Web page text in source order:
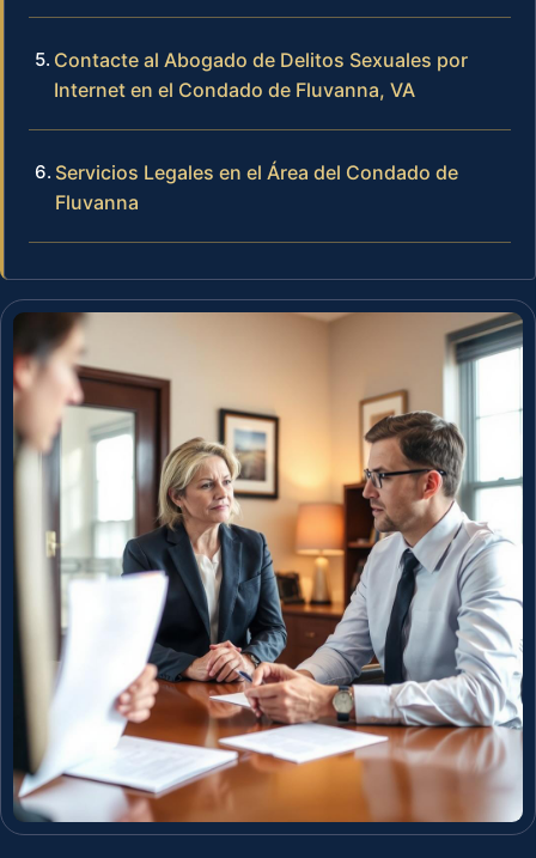
Contacte al Abogado de Delitos Sexuales por
Internet en el Condado de Fluvanna, VA
Servicios Legales en el Área del Condado de
Fluvanna